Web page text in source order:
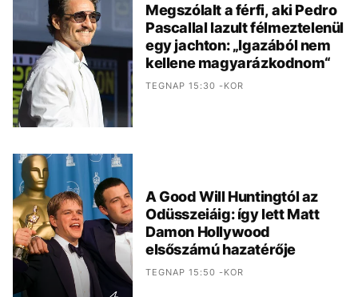
Megszólalt a férfi, aki Pedro
Pascallal lazult félmeztelenül
egy jachton: „Igazából nem
kellene magyarázkodnom“
TEGNAP 15:30 -KOR
A Good Will Huntingtól az
Odüsszeiáig: így lett Matt
Damon Hollywood
elsőszámú hazatérője
TEGNAP 15:50 -KOR